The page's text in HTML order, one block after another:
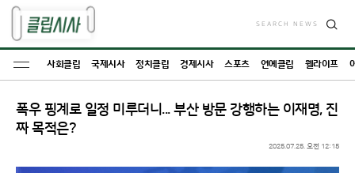
SEARCH NEWS
검
색
사회클립 국제시사 정치클립 경제시사 스포츠 연예클립 웰라이프
폭우 핑계로 일정 미루더니... 부산 방문 강행하는 이재명, 진
짜 목적은?
2025.07.25. 오전 12:15